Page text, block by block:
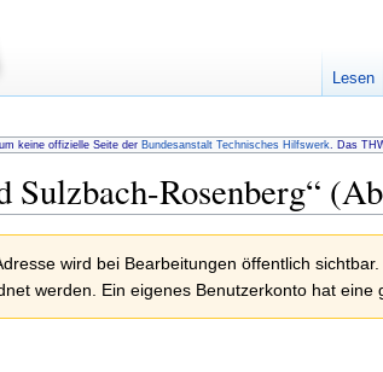
keine offizielle Seite der Bundesanstalt Technisches Hilfswerk . Das
Sulzbach-Rosenberg“
wird bei Bearbeitungen öffentlich sichtbar.
werden. Ein eigenes Benutzerkonto hat eine
Lesen